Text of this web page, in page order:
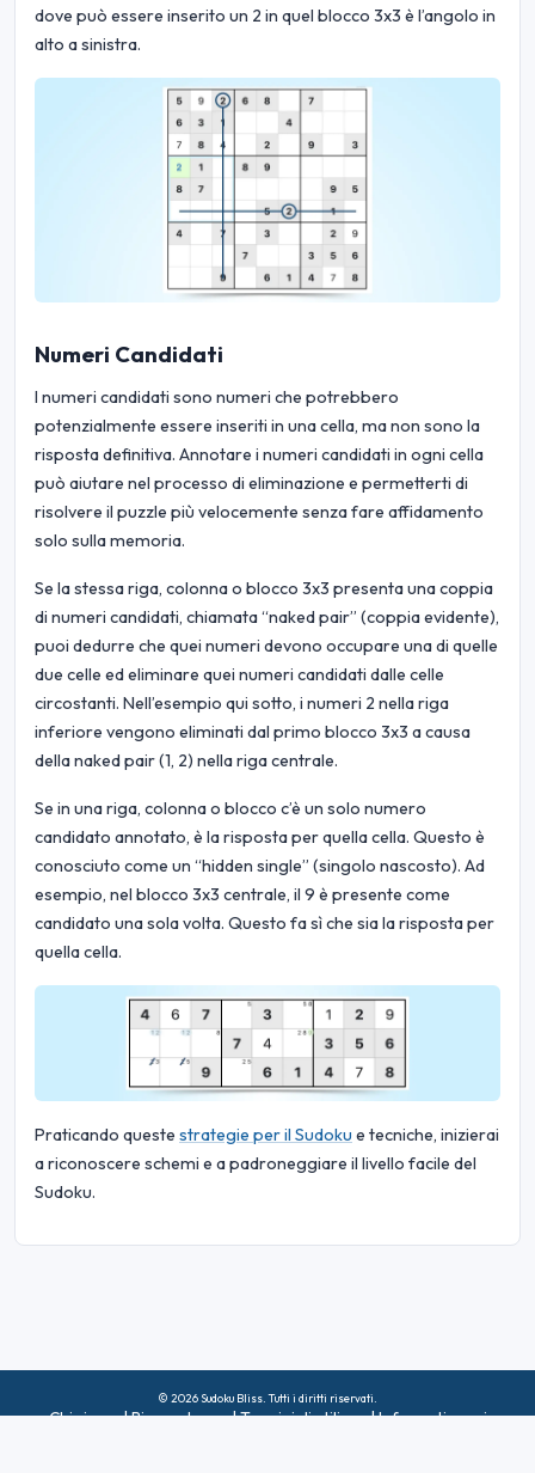
dove può essere inserito un 2 in quel blocco 3x3 è l’angolo in
alto a sinistra.
Numeri Candidati
I numeri candidati sono numeri che potrebbero
potenzialmente essere inseriti in una cella, ma non sono la
risposta definitiva. Annotare i numeri candidati in ogni cella
può aiutare nel processo di eliminazione e permetterti di
risolvere il puzzle più velocemente senza fare affidamento
solo sulla memoria.
Se la stessa riga, colonna o blocco 3x3 presenta una coppia
di numeri candidati, chiamata “naked pair” (coppia evidente),
puoi dedurre che quei numeri devono occupare una di quelle
due celle ed eliminare quei numeri candidati dalle celle
circostanti. Nell’esempio qui sotto, i numeri 2 nella riga
inferiore vengono eliminati dal primo blocco 3x3 a causa
della naked pair (1, 2) nella riga centrale.
Se in una riga, colonna o blocco c’è un solo numero
candidato annotato, è la risposta per quella cella. Questo è
conosciuto come un “hidden single” (singolo nascosto). Ad
esempio, nel blocco 3x3 centrale, il 9 è presente come
candidato una sola volta. Questo fa sì che sia la risposta per
quella cella.
Praticando queste strategie per il Sudoku e tecniche, inizierai
a riconoscere schemi e a padroneggiare il livello facile del
Sudoku.
© 2026 Sudoku Bliss. Tutti i diritti riservati.
Chi siamo|Riservatezza|Termini di utilizzo|Informativa sui